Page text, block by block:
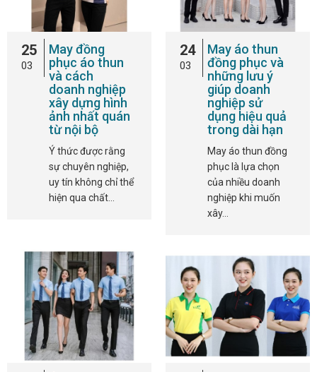
25
03
May đồng
phục áo thun
và cách
doanh nghiệp
xây dựng hình
ảnh nhất quán
từ nội bộ
Ý thức được rằng
sự chuyên nghiệp,
uy tín không chỉ thể
hiện qua chất…
24
03
May áo thun
đồng phục và
những lưu ý
giúp doanh
nghiệp sử
dụng hiệu quả
trong dài hạn
May áo thun đồng
phục là lựa chọn
của nhiều doanh
nghiệp khi muốn
xây…